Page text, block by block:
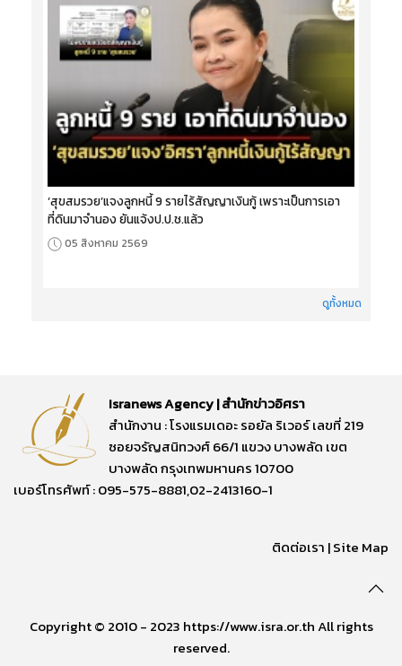
‘สุขสมรวย’แจงลูกหนี้ 9 รายไร้สัญญาเงินกู้ เพราะเป็นการเอา
ที่ดินมาจำนอง ยันแจ้งป.ป.ช.แล้ว
05 สิงหาคม 2569
ดูทั้งหมด
Isranews Agency | สำนักข่าวอิศรา
สำนักงาน : โรงแรมเดอะ รอยัล ริเวอร์ เลขที่ 219
ซอยจรัญสนิทวงศ์ 66/1 แขวง บางพลัด เขต
บางพลัด กรุงเทพมหานคร 10700
เบอร์โทรศัพท์ : 095-575-8881,02-2413160-1
ติดต่อเรา |Site Map
Copyright © 2010 - 2023 https://www.isra.or.th All rights
reserved.